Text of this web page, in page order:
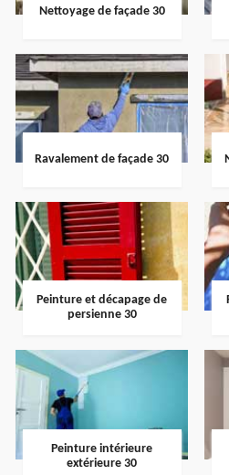
Nettoyage de façade 30
Ravalement de façade 30
Peinture et décapage de
persienne 30
Peinture intérieure
extérieure 30